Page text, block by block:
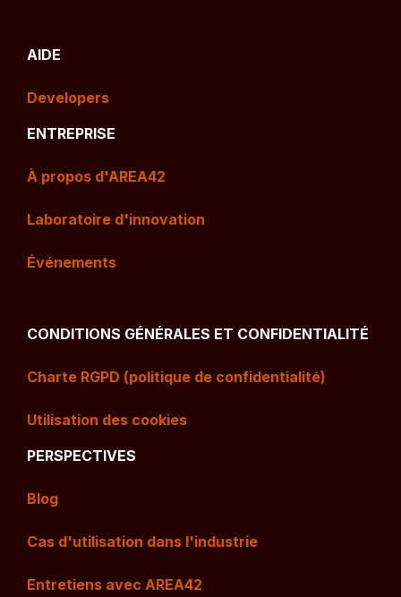
AIDE
Developers
ENTREPRISE
À propos d'AREA42
Laboratoire d'innovation
Événements
CONDITIONS GÉNÉRALES ET CONFIDENTIALITÉ
Charte RGPD (politique de confidentialité)
Utilisation des cookies
PERSPECTIVES
Blog
Cas d'utilisation dans l'industrie
Entretiens avec AREA42